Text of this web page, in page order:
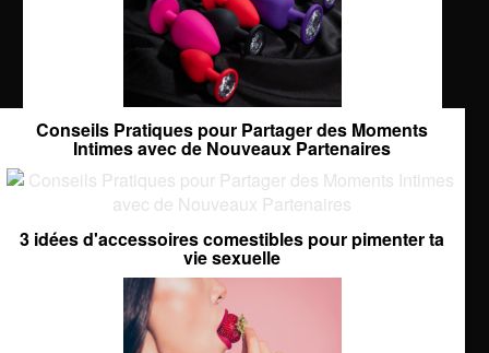
Conseils Pratiques pour Partager des Moments
Intimes avec de Nouveaux Partenaires
3 idées d'accessoires comestibles pour pimenter ta
vie sexuelle